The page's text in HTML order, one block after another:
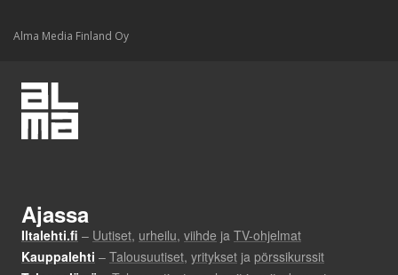
Alma Media Finland Oy